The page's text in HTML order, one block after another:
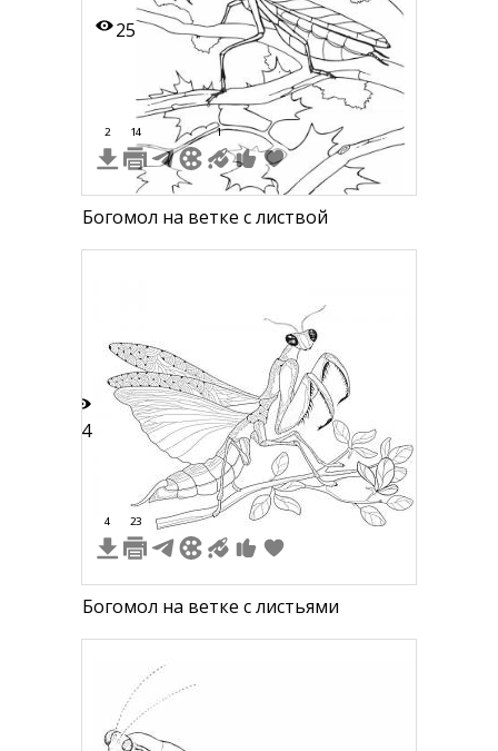
25
2 14 1
Богомол на ветке с листвой
34
4 23
Богомол на ветке с листьями